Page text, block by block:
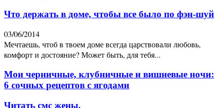
Что держать в доме, чтобы все было по фэн-шуй
03/06/2014
Мечтаешь, чтоб в твоем доме всегда царствовали любовь,
комфорт и достояние? Может быть, для тебя...
Мои черничные, клубничные и вишневые ночи:
6 сочных рецептов с ягодами
Читать смс жены.